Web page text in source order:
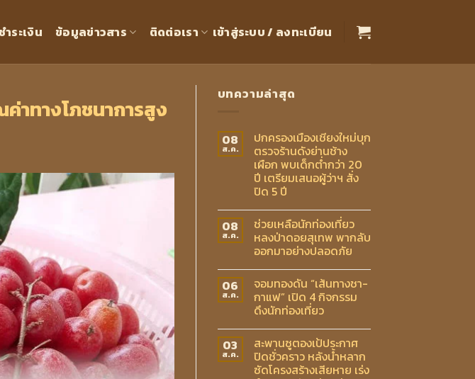
ระเงิน ข้อมูลข่าวสาร ติดต่อเรา เข้าสู่ระบบ / ลงทะเบียน
าทางโภชนาการสูง
บทความล่าสุด
08
ส.ค.
ปกครองเมืองเชียงใหม่บุก
ตรวจร้านดังย่านช้าง
เผือก พบเด็กต่ำกว่า 20
ปี เตรียมเสนอผู้ว่าฯ สั่ง
ปิด 5 ปี
08
ส.ค.
ช่วยเหลือนักท่องเที่ยว
หลงป่าดอยสุเทพ พากลับ
ออกมาอย่างปลอดภัย
06
ส.ค.
จอมทองดัน “เส้นทางชา-
กาแฟ” เปิด 4 กิจกรรม
ดึงนักท่องเที่ยว
03
ส.ค.
สะพานซูตองเป้ประกาศ
ปิดชั่วคราว หลังน้ำหลาก
ซัดโครงสร้างเสียหาย เร่ง